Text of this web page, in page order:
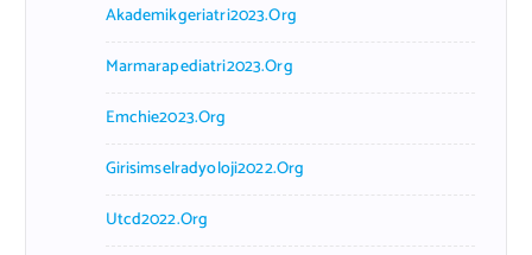
Akademikgeriatri2023.org
Marmarapediatri2023.org
Emchie2023.org
Girisimselradyoloji2022.org
Utcd2022.org